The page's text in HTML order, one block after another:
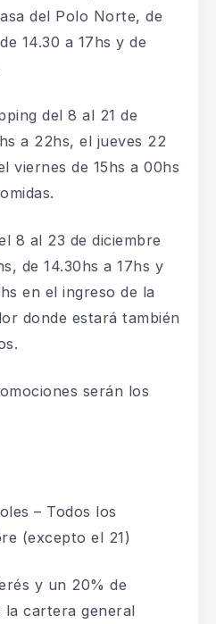
del Polo Norte, de
14.30 a 17hs y de
del 8 al 21 de
a 22hs, el jueves 22
viernes de 15hs a 00hs
8 al 23 de diciembre
de 14.30hs a 17hs y
en el ingreso de la
donde estará también
serán los
– Todos los
(excepto el 21)
y un 20% de
la cartera general